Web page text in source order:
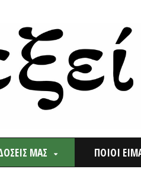
ΠΟΙΟΙ ΕΙΜΑΣΤΕ